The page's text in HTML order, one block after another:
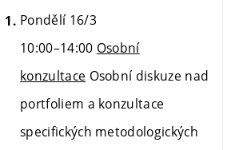
Pondělí 16/3
10:00–14:00 Osobní
konzultace Osobní diskuze nad
portfoliem a konzultace
specifických metodologických